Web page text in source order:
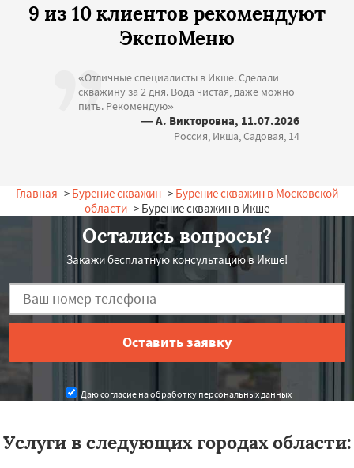
9 из 10 клиентов рекомендуют
ЭкспоМеню
«Отличные специалисты в Икше. Сделали
скважину за 2 дня. Вода чистая, даже можно
пить. Рекомендую»
— А. Викторовна, 11.07.2026
Россия, Икша, Садовая, 14
Главная -> Бурение скважин-> Бурение скважин в Московской
области-> Бурение скважин в Икше
Остались вопросы?
Закажи бесплатную консультацию в Икше!
Даю согласие на обработку персональных данных
Услуги в следующих городах области: